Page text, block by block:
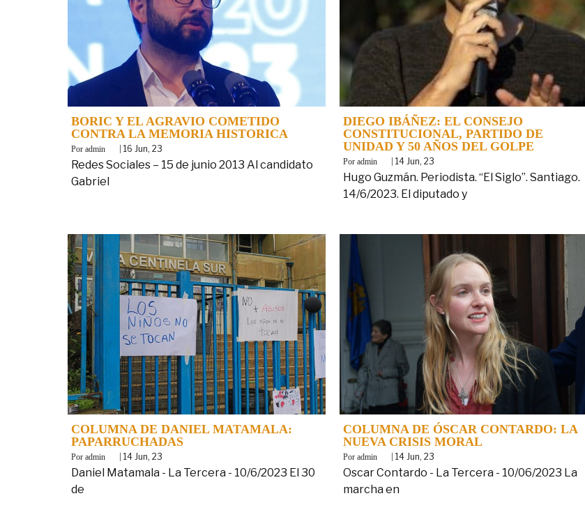
BORIC Y EL AGRAVIO COMETIDO
CONTRA LA MEMORIA HISTORICA
By admin 16 Jun, 23
Redes Sociales – 15 de junio 2013 Al candidato
Gabriel
DIEGO IBÁÑEZ: EL CONSEJO
CONSTITUCIONAL, PARTIDO DE
UNIDAD Y 50 AÑOS DEL GOLPE
By admin 14 Jun, 23
Hugo Guzmán. Periodista. “El Siglo”. Santiago.
14/6/2023. El diputado y
COLUMNA DE DANIEL MATAMALA:
PAPARRUCHADAS
By admin 14 Jun, 23
Daniel Matamala - La Tercera - 10/6/2023 El 30
de
COLUMNA DE ÓSCAR CONTARDO: LA
NUEVA CRISIS MORAL
By admin 14 Jun, 23
Oscar Contardo - La Tercera - 10/06/2023 La
marcha en